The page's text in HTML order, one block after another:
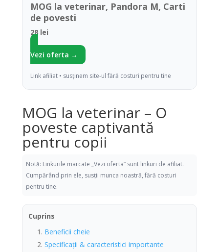
MOG la veterinar, Pandora M, Carti
de povesti
28 lei
Vezi oferta →
Link afiliat • susținem site-ul fără costuri pentru tine
MOG la veterinar – O
poveste captivantă
pentru copii
Notă: Linkurile marcate „Vezi oferta” sunt linkuri de afiliat.
Cumpărând prin ele, susții munca noastră, fără costuri
pentru tine.
Cuprins
Beneficii cheie
Specificații & caracteristici importante